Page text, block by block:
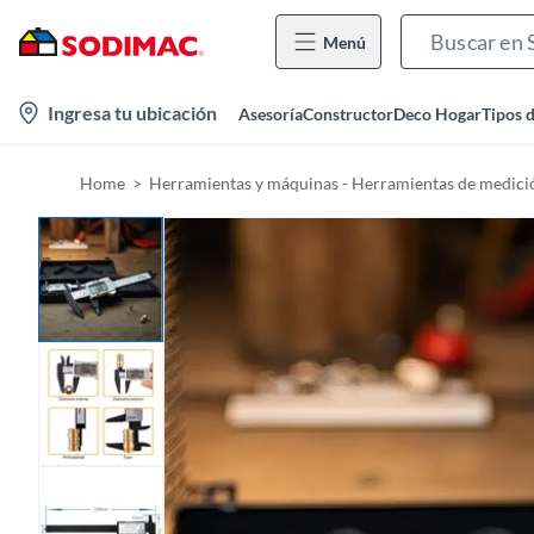
Menú
Ingresa tu ubicación AsesoríaConstructorDeco HogarTipos
Home Herramientas y máquinas - Herramientas de